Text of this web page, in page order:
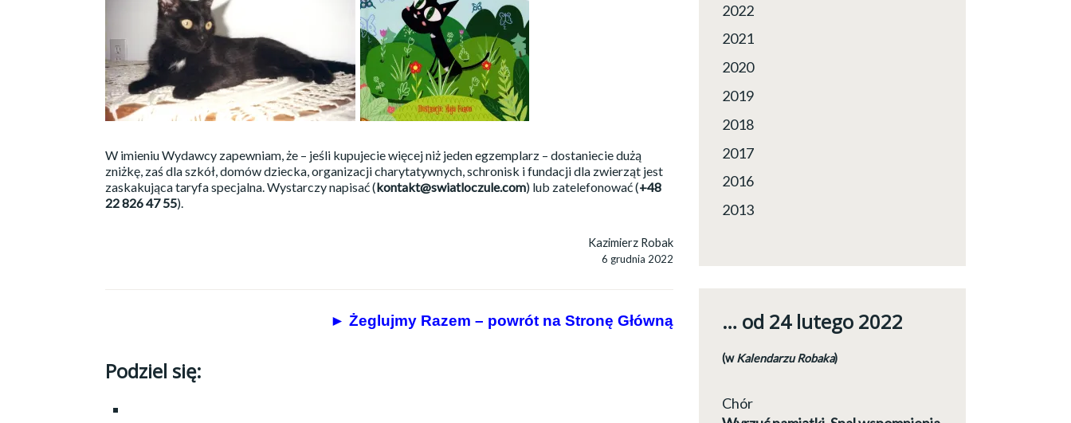
W imieniu Wydawcy zapewniam, że – jeśli kupujecie więcej niż jeden egzemplarz – dostaniecie dużą
zniżkę, zaś dla szkół, domów dziecka, organizacji charytatywnych, schronisk i fundacji dla zwierząt jest
zaskakująca taryfa specjalna. Wystarczy napisać (kontakt@swiatloczule.com) lub zatelefonować (+48
22 826 47 55).
Kazimierz Robak
6 grudnia 2022
► Żeglujmy Razem – powrót na Stronę Główną
Podziel się:
2022
2021
2020
2019
2018
2017
2016
2013
… od 24 lutego 2022
(wKalendarzu Robaka)
Chór